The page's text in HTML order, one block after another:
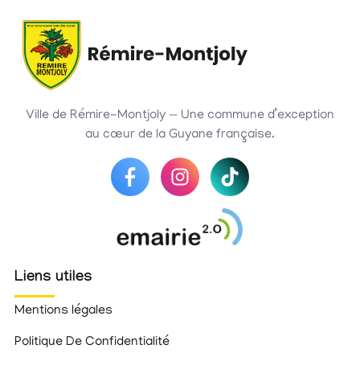
Ville de Rémire-Montjoly — Une commune d’exception
au cœur de la Guyane française.
Liens utiles
Mentions légales
Politique De Confidentialité